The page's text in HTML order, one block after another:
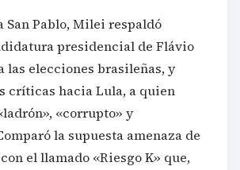
San Pablo, Milei respaldó
presidencial de Flávio
las elecciones brasileñas, y
críticas hacia Lula, a quien
«corrupto» y
la supuesta amenaza de
el llamado «Riesgo K» que,